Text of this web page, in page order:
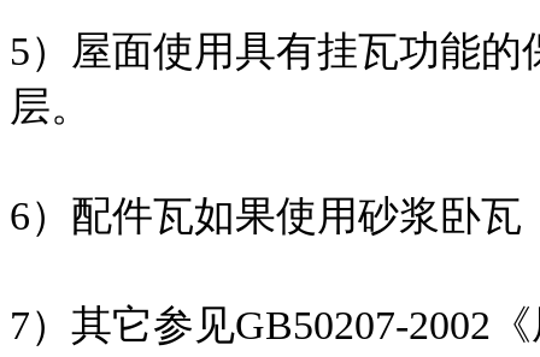
5）屋面使用具有挂瓦功能
层。
6）配件瓦如果使用砂浆卧
7）其它参见GB50207-2002